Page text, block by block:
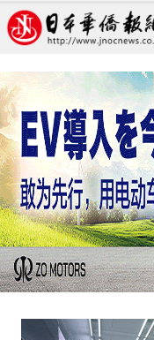
每年浪费近50万
食品
郁丛嘉 日本新闻
日本华侨报 2025/1/23